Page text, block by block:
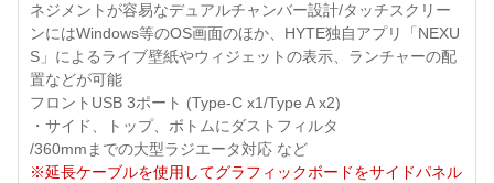
ネジメントが容易なデュアルチャンバー設計/タッチスクリー
ンにはWindows等のOS画面のほか、HYTE独自アプリ「NEXU
S」によるライブ壁紙やウィジェットの表示、ランチャーの配
置などが可能
フロントUSB 3ポート (Type-C x1/Type A x2)
・サイド、トップ、ボトムにダストフィルタ
/360mmまでの大型ラジエータ対応 など
※延長ケーブルを使用してグラフィックボードをサイドパネル